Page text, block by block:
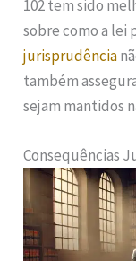
102 tem sido
sobre como a lei
jurisprudência
também
sejam mantidos
Consequências